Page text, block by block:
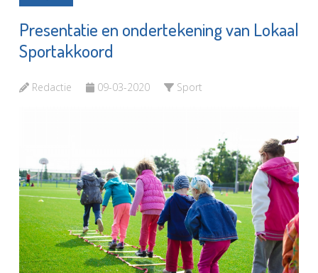
Presentatie en ondertekening van Lokaal
Sportakkoord
Redactie 09-03-2020 Sport